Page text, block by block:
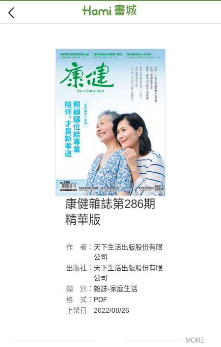
康健雜誌第286期
精華版
作 者： 天下生活出版股份有限
公司
出版社： 天下生活出版股份有限
公司
類
別：雜誌-家庭生活
格
式： PDF
上架日
2022/08/26
MORE